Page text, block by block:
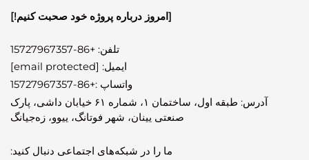
[امروز درباره پروژه خود صحبت کنیم!]
+86-15727967357
آدرس: طبقه اول، ساختمان ۱، شماره ۶۱ خیابان داشی، پارک
صنعتی یینان، شهر فوتانگ، ییوو، زه‌جیانگ
ما را در شبکه‌های اجتماعی دنبال کنید: